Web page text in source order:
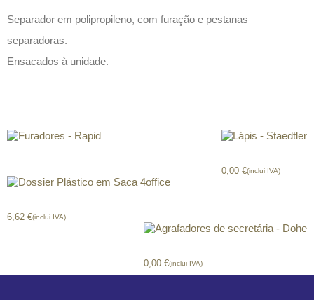
Separador em polipropileno, com furação e pestanas
separadoras.
Ensacados à unidade.
0,00 €(inclui IVA)
6,62 €(inclui IVA)
0,00 €(inclui IVA)